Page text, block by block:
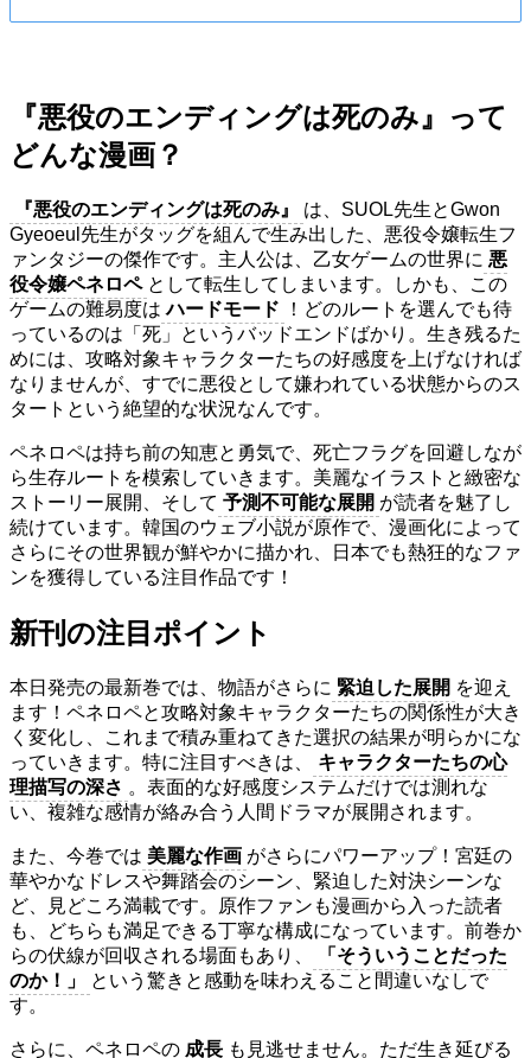
『悪役のエンディングは死のみ』って
どんな漫画？
『悪役のエンディングは死のみ』
は、SUOL先生とGwon
Gyeoeul先生がタッグを組んで生み出した、悪役令嬢転生フ
ァンタジーの傑作です。主人公は、乙女ゲームの世界に 悪
役令嬢ペネロペ として転生してしまいます。しかも、この
ゲームの難易度は ハードモード
！どのルートを選んでも待
っているのは「死」というバッドエンドばかり。生き残るた
めには、攻略対象キャラクターたちの好感度を上げなければ
なりませんが、すでに悪役として嫌われている状態からのス
タートという絶望的な状況なんです。
ペネロペは持ち前の知恵と勇気で、死亡フラグを回避しなが
ら生存ルートを模索していきます。美麗なイラストと緻密な
ストーリー展開、そして 予測不可能な展開 が読者を魅了し
続けています。韓国のウェブ小説が原作で、漫画化によって
さらにその世界観が鮮やかに描かれ、日本でも熱狂的なファ
ンを獲得している注目作品です！
新刊の注目ポイント
本日発売の最新巻では、物語がさらに 緊迫した展開 を迎え
ます！ペネロペと攻略対象キャラクターたちの関係性が大き
く変化し、これまで積み重ねてきた選択の結果が明らかにな
っていきます。特に注目すべきは、
キャラクターたちの心
理描写の深さ 。表面的な好感度システムだけでは測れな
い、複雑な感情が絡み合う人間ドラマが展開されます。
また、今巻では 美麗な作画 がさらにパワーアップ！宮廷の
華やかなドレスや舞踏会のシーン、緊迫した対決シーンな
ど、見どころ満載です。原作ファンも漫画から入った読者
も、どちらも満足できる丁寧な構成になっています。前巻か
らの伏線が回収される場面もあり、
「そういうことだった
のか！」
という驚きと感動を味わえること間違いなしで
す。
さらに、ペネロペの 成長 も見逃せません。ただ生き延びる